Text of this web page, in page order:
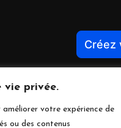
vie privée.
votre expérience de
ou des contenus